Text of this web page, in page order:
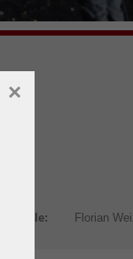
Leitstelle: Florian
×